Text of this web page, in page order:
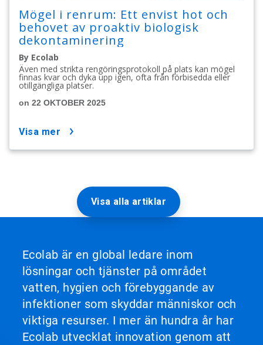
Mögel i renrum: Ett envist hot och
behovet av proaktiv biologisk
dekontaminering
By Ecolab
Även med strikta rengöringsprotokoll på plats kan mögel
finnas kvar och dyka upp igen, ofta från förbisedda eller
otillgängliga platser.
on 22 OKTOBER 2025
visa mer
Visa alla artiklar
Ecolab är en global ledare inom
lösningar och tjänster på området
vatten, hygien och förebyggande av
infektioner som skyddar människor och
viktiga resurser. I mer än hundra år har
Ecolab utvecklat innovation genom att